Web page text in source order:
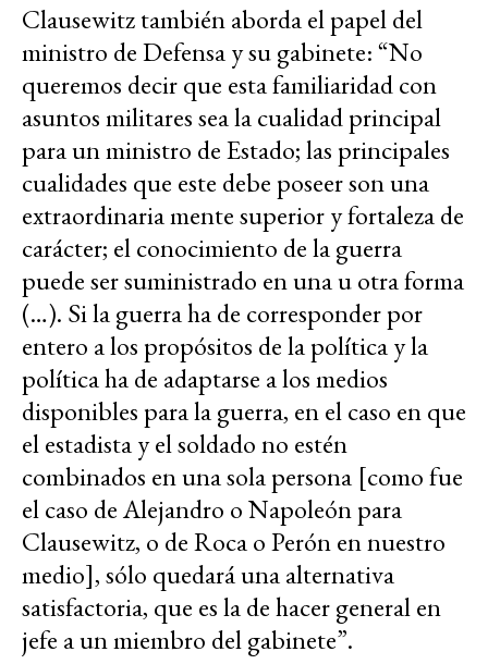
Clausewitz también aborda el papel del
ministro de Defensa y su gabinete: “No
queremos decir que esta familiaridad con
asuntos militares sea la cualidad principal
para un ministro de Estado; las principales
cualidades que este debe poseer son una
extraordinaria mente superior y fortaleza de
carácter; el conocimiento de la guerra
puede ser suministrado en una u otra forma
(…). Si la guerra ha de corresponder por
entero a los propósitos de la política y la
política ha de adaptarse a los medios
disponibles para la guerra, en el caso en que
el estadista y el soldado no estén
combinados en una sola persona [como fue
el caso de Alejandro o Napoleón para
Clausewitz, o de Roca o Perón en nuestro
medio], sólo quedará una alternativa
satisfactoria, que es la de hacer general en
jefe a un miembro del gabinete”.